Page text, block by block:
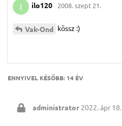
I ilo120 2008. szept 21.
Vak-Ond kössz :)
ENNYIVEL KÉSŐBB: 14 ÉV
administrator 2022. ápr 18.